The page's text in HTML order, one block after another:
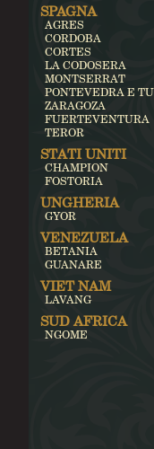
SPAGNA
AGRES
CORDOBA
CORTES
LA CODOSERA
MONTSERRAT
PONTEVEDRA E
ZARAGOZA
FUERTEVENTURA
TEROR
STATI UNITI
CHAMPION
FOSTORIA
UNGHERIA
GYOR
VENEZUELA
BETANIA
GUANARE
VIET NAM
LAVANG
SUD AFRICA
NGOME